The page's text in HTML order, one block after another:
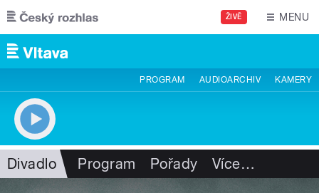
Přejít k hlavnímu obsahu
ŽIVĚ MENU
PROGRAM AUDIOARCHIV KAMERY
Divadlo Program Pořady Více…